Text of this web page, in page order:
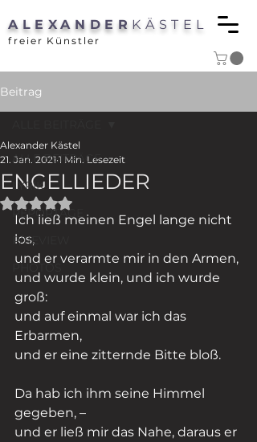
ALEXANDER KÄSTEL
freier Künstler
Beitrag
ALLE BEITRÄGE
LYRIK
REPORTAGE
P/REVIEW
PHOTOS
ENGELLIEDER
Alexander Kästel
21. Jan. 2021 1 Min. Lesezeit
Mit NaN von 5 Sternen bewertet.
Ich ließ meinen Engel lange nicht
los,
und er verarmte mir in den Armen,
und wurde klein, und ich wurde
groß:
und auf einmal war ich das
Erbarmen,
und er eine zitternde Bitte bloß.
Da hab ich ihm seine Himmel
gegeben, –
und er ließ mir das Nahe, daraus er